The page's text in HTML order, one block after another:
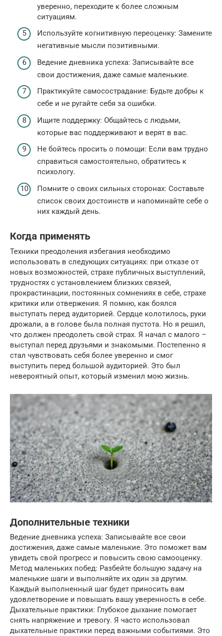
уверенно, переходите к более сложным
ситуациям.
Используйте когнитивную переоценку: Замените
негативные мысли позитивными.
Ведение дневника успеха: Записывайте все
свои достижения, даже самые маленькие.
Практикуйте самосострадание: Будьте добры к
себе и не ругайте себя за ошибки.
Ищите поддержку: Общайтесь с людьми,
которые вас поддерживают и верят в вас.
Не бойтесь просить о помощи: Если вам трудно
справиться самостоятельно, обратитесь к
психологу.
Помните о своих сильных сторонах: Составьте
список своих достоинств и напоминайте себе о
них каждый день.
Когда применять
Техники преодоления избегания необходимо
использовать в следующих ситуациях: при отказе от
новых возможностей, страхе публичных выступлений,
трудностях с установлением близких связей,
прокрастинации, постоянных сомнениях в себе, страхе
критики или отвержения. Я помню, как боялся
выступать перед аудиторией. Сердце колотилось, руки
дрожали, а в голове была полная пустота. Но я решил,
что должен преодолеть свой страх. Я начал с малого –
выступал перед друзьями и знакомыми. Постепенно я
стал чувствовать себя более уверенно и смог
выступить перед большой аудиторией. Это был
невероятный опыт, который изменил мою жизнь.
Дополнительные техники
Ведение дневника успеха: Записывайте все свои
достижения, даже самые маленькие. Это поможет вам
увидеть свой прогресс и повысить свою самооценку.
Метод маленьких побед: Разбейте большую задачу на
маленькие шаги и выполняйте их один за другим.
Каждый выполненный шаг будет приносить вам
удовлетворение и повышать вашу уверенность в себе.
Дыхательные практики: Глубокое дыхание помогает
снять напряжение и тревогу. Я часто использовал
дыхательные практики перед важными событиями. Это